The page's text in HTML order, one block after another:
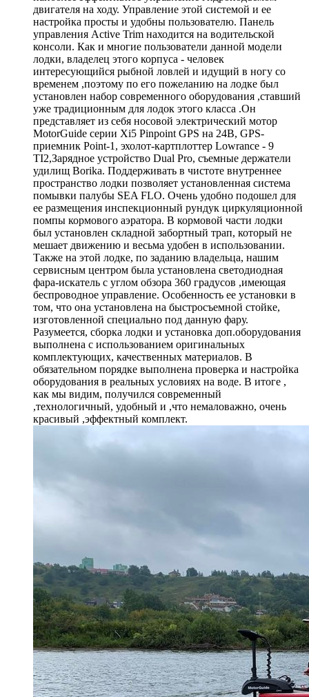
двигателя на ходу. Управление этой системой и ее
настройка просты и удобны пользователю. Панель
управления Active Trim находится на водительской
консоли. Как и многие пользователи данной модели
лодки, владелец этого корпуса - человек
интересующийся рыбной ловлей и идущий в ногу со
временем ,поэтому по его пожеланию на лодке был
установлен набор современного оборудования ,ставший
уже традиционным для лодок этого класса .Он
представляет из себя носовой электрический мотор
MotorGuide серии Xi5 Pinpoint GPS на 24В, GPS-
приемник Point-1, эхолот-картплоттер Lowrance - 9
TI2,Зарядное устройство Dual Pro, съемные держатели
удилищ Borika. Поддерживать в чистоте внутреннее
пространство лодки позволяет установленная система
помывки палубы SEA FLO. Очень удобно подошел для
ее размещения инспекционный рундук циркуляционной
помпы кормового аэратора. В кормовой части лодки
был установлен складной забортный трап, который не
мешает движению и весьма удобен в использовании.
Также на этой лодке, по заданию владельца, нашим
сервисным центром была установлена светодиодная
фара-искатель с углом обзора 360 градусов ,имеющая
беспроводное управление. Особенность ее установки в
том, что она установлена на быстросъемной стойке,
изготовленной специально под данную фару.
Разумеется, сборка лодки и установка доп.оборудования
выполнена с использованием оригинальных
комплектующих, качественных материалов. В
обязательном порядке выполнена проверка и настройка
оборудования в реальных условиях на воде. В итоге ,
как мы видим, получился современный
,технологичный, удобный и ,что немаловажно, очень
красивый ,эффектный комплект.